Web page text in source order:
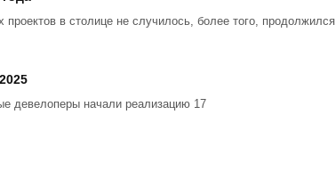
в столице не случилось, более того, продолжился
девелоперы начали реализацию 17